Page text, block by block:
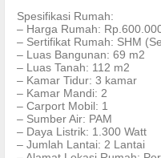
Spesifikasi Rumah:
– Harga Rumah:
– Sertifikat Rumah: SHM
– Luas Bangunan: 69 m2
– Luas Tanah: 112 m2
– Kamar Tidur: 3 kamar
– Kamar Mandi: 2
– Carport Mobil: 1
– Sumber Air: PAM
– Daya Listrik: 1.300 Watt
– Jumlah Lantai: 2 Lantai